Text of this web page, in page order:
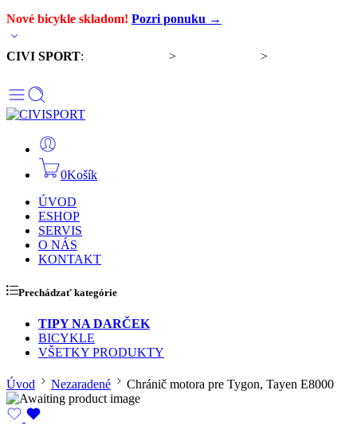
Nové bicykle skladom! Pozri ponuku →
CIVI SPORT: > >
0Košík
ÚVOD
ESHOP
SERVIS
O NÁS
KONTAKT
Prechádzať kategórie
TIPY NA DARČEK
BICYKLE
VŠETKY PRODUKTY
Úvod Nezaradené Chránič motora pre Tygon, Tayen E8000